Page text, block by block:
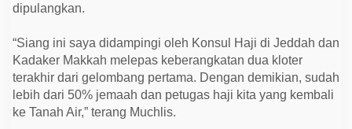
a
n
a
h
A
i
r
d
dipulangkan.
“Siang ini saya didampingi oleh Konsul Haji di Jeddah dan
Kadaker Makkah melepas keberangkatan dua kloter
terakhir dari gelombang pertama. Dengan demikian, sudah
lebih dari 50% jemaah dan petugas haji kita yang kembali
ke Tanah Air,” terang Muchlis.